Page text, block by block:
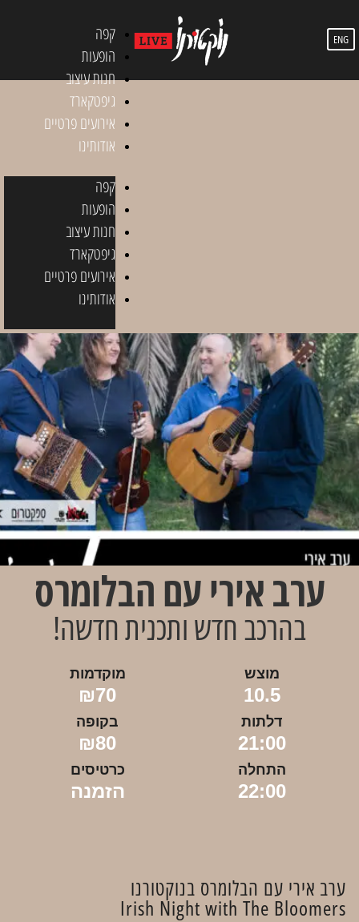
קפה
הופעות
חנות עיצוב
גיפטקארד
אירועים פרטיים
אודותינו
קפה
הופעות
חנות עיצוב
גיפטקארד
אירועים פרטיים
אודותינו
ENG
ערב אירי עם הבלומרס
בהרכב חדש ותכנית חדשה!
מוצש
10.5
מוקדמות
₪70
דלתות
21:00
בקופה
₪80
התחלה
22:00
כרטיסים
הזמנה
ערב אירי עם הבלומרס בנוקטורנו
Irish Night with The Bloomers